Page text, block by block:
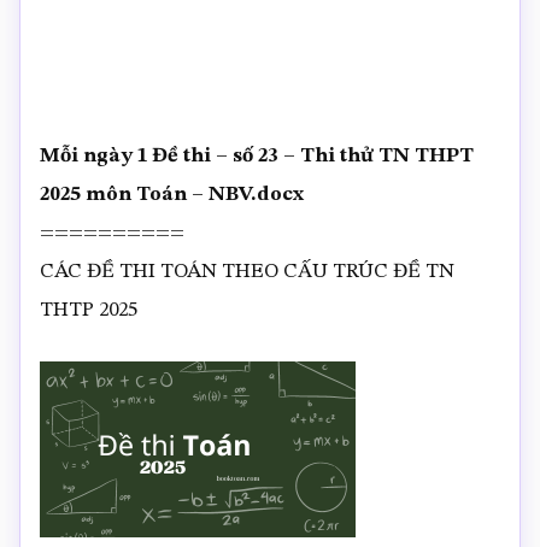
Mỗi ngày 1 Đề thi – số 23 – Thi thử TN THPT
2025 môn Toán – NBV.docx
==========
CÁC ĐỀ THI TOÁN THEO CẤU TRÚC ĐỀ TN
THTP 2025